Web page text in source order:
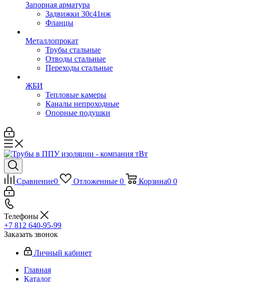
Запорная арматура
Задвижки 30с41нж
Фланцы
Металлопрокат
Трубы стальные
Отводы стальные
Переходы стальные
ЖБИ
Тепловые камеры
Каналы непроходные
Опорные подушки
Сравнение0 Отложенные 0 Корзина0 0
Телефоны
+7 812 640-95-99
Заказать звонок
Личный кабинет
Главная
Каталог